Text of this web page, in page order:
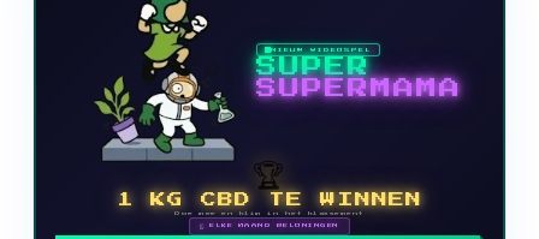
NIEUW VIDEOSPEL
SUPER
SUPERMAMA
🏆
1 KG CBD TE WINNEN
Doe mee en klim in het klassement
🗓 ELKE MAAND BELONINGEN